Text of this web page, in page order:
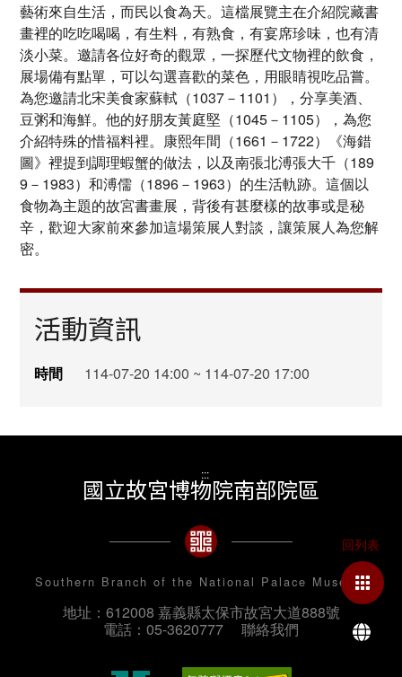
藝術來自生活，而民以食為天。這檔展覽主在介紹院藏書
畫裡的吃吃喝喝，有生料，有熟食，有宴席珍味，也有清
淡小菜。邀請各位好奇的觀眾，一探歷代文物裡的飲食，
展場備有點單，可以勾選喜歡的菜色，用眼睛視吃品嘗。
為您邀請北宋美食家蘇軾（1037－1101），分享美酒、
豆粥和海鮮。他的好朋友黃庭堅（1045－1105），為您
介紹特殊的惜福料裡。康熙年間（1661－1722）《海錯
圖》裡提到調理蝦蟹的做法，以及南張北溥張大千（189
9－1983）和溥儒（1896－1963）的生活軌跡。這個以
食物為主題的故宮書畫展，背後有甚麼樣的故事或是秘
辛，歡迎大家前來參加這場策展人對談，讓策展人為您解
密。
活動資訊
時間 114-07-20 14:00 ~ 114-07-20 17:00
:::
國立故宮博物院南部院區
Southern Branch of the National Palace Museum
地址：612008 嘉義縣太保市故宮大道888號
電話：05-3620777
聯絡我們